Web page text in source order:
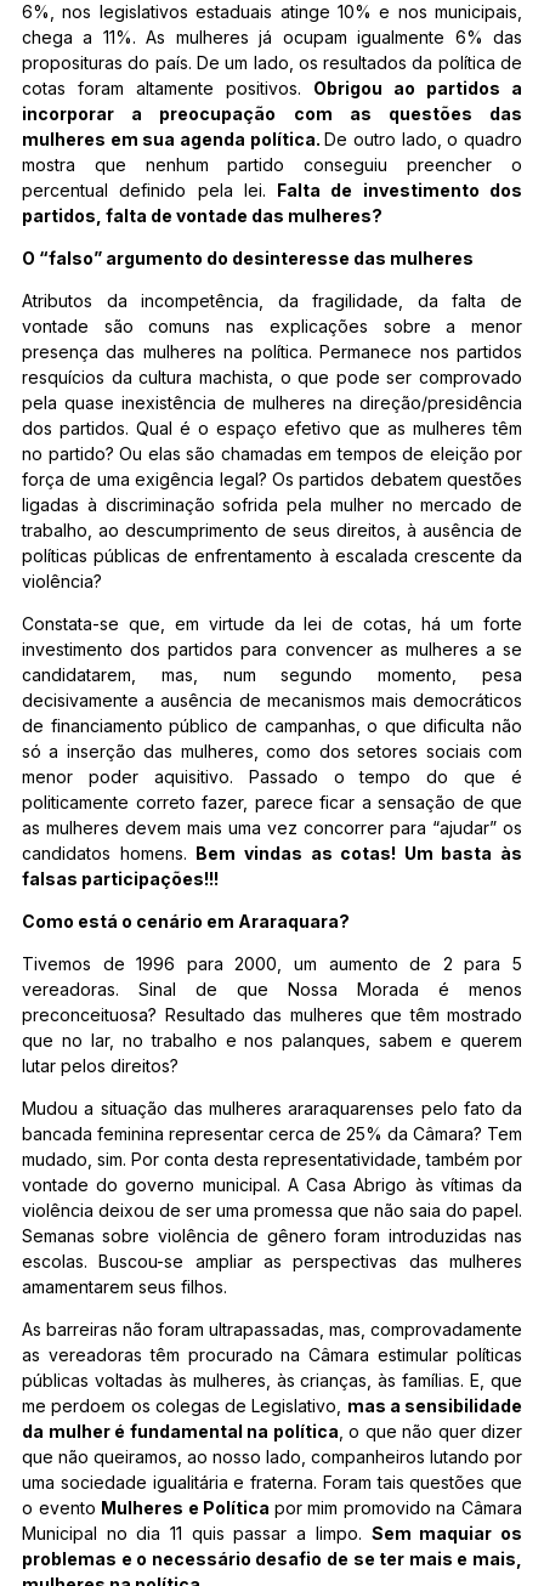
6%, nos legislativos estaduais atinge 10% e nos municipais,
chega a 11%. As mulheres já ocupam igualmente 6% das
proposituras do país. De um lado, os resultados da política de
cotas foram altamente positivos. Obrigou ao partidos a
incorporar a preocupação com as questões das
mulheres em sua agenda política.De outro lado, o quadro
mostra que nenhum partido conseguiu preencher o
percentual definido pela lei. Falta de investimento dos
partidos, falta de vontade das mulheres?
O “falso” argumento do desinteresse das mulheres
Atributos da incompetência, da fragilidade, da falta de
vontade são comuns nas explicações sobre a menor
presença das mulheres na política. Permanece nos partidos
resquícios da cultura machista, o que pode ser comprovado
pela quase inexistência de mulheres na direção/presidência
dos partidos. Qual é o espaço efetivo que as mulheres têm
no partido? Ou elas são chamadas em tempos de eleição por
força de uma exigência legal? Os partidos debatem questões
ligadas à discriminação sofrida pela mulher no mercado de
trabalho, ao descumprimento de seus direitos, à ausência de
políticas públicas de enfrentamento à escalada crescente da
violência?
Constata-se que, em virtude da lei de cotas, há um forte
investimento dos partidos para convencer as mulheres a se
candidatarem, mas, num segundo momento, pesa
decisivamente a ausência de mecanismos mais democráticos
de financiamento público de campanhas, o que dificulta não
só a inserção das mulheres, como dos setores sociais com
menor poder aquisitivo. Passado o tempo do que é
politicamente correto fazer, parece ficar a sensação de que
as mulheres devem mais uma vez concorrer para “ajudar” os
candidatos homens. Bem vindas as cotas! Um basta às
falsas participações!!!
Como está o cenário em Araraquara?
Tivemos de 1996 para 2000, um aumento de 2 para 5
vereadoras. Sinal de que Nossa Morada é menos
preconceituosa? Resultado das mulheres que têm mostrado
que no lar, no trabalho e nos palanques, sabem e querem
lutar pelos direitos?
Mudou a situação das mulheres araraquarenses pelo fato da
bancada feminina representar cerca de 25% da Câmara? Tem
mudado, sim. Por conta desta representatividade, também por
vontade do governo municipal. A Casa Abrigo às vítimas da
violência deixou de ser uma promessa que não saia do papel.
Semanas sobre violência de gênero foram introduzidas nas
escolas. Buscou-se ampliar as perspectivas das mulheres
amamentarem seus filhos.
As barreiras não foram ultrapassadas, mas, comprovadamente
as vereadoras têm procurado na Câmara estimular políticas
públicas voltadas às mulheres, às crianças, às famílias. E, que
me perdoem os colegas de Legislativo, mas a sensibilidade
da mulher é fundamental na política, o que não quer dizer
que não queiramos, ao nosso lado, companheiros lutando por
uma sociedade igualitária e fraterna. Foram tais questões que
o evento Mulheres e Política por mim promovido na Câmara
Municipal no dia 11 quis passar a limpo. Sem maquiar os
problemas e o necessário desafio de se ter mais e mais,